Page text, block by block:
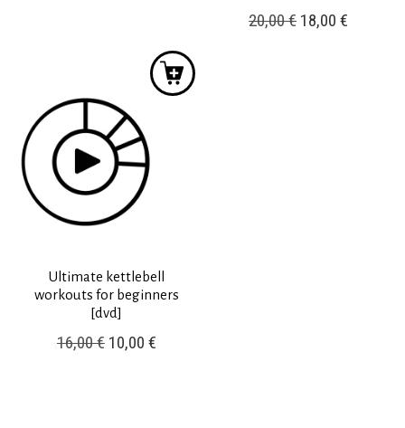
20,00€ Original
18,00€
Ultimate kettlebell
workouts for beginners
[dvd]
16,00€ Original
10,00 €Η